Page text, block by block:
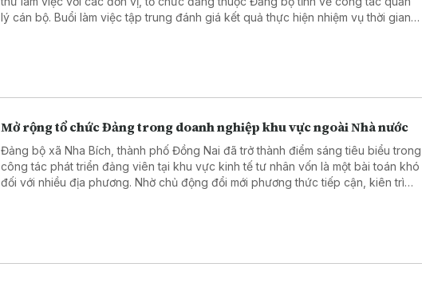
lý cán bộ. Buổi làm việc tập trung đánh giá kết quả thực hiện nhiệm vụ thời gian
Mở rộng tổ chức Đảng trong doanh nghiệp khu vực ngoài Nhà nước
Đảng bộ xã Nha Bích, thành phố Đồng Nai đã trở thành điểm sáng tiêu biểu trong
công tác phát triển đảng viên tại khu vực kinh tế tư nhân vốn là một bài toán khó
đối với nhiều địa phương. Nhờ chủ động đổi mới phương thức tiếp cận, kiên trì